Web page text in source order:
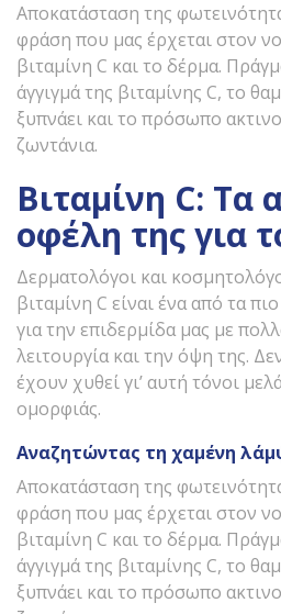
Αποκατάσταση της
φράση που μας έρχεται στον
βιταμίνη C και το δέρμα.
άγγιγμά της βιταμίνης C, το
ξυπνάει και το πρόσωπο
ζωντάνια.
Βιταμίνη C: Τα
οφέλη της για
Δερματολόγοι και
βιταμίνη C είναι ένα από τα
για την επιδερμίδα μας με
λειτουργία και την όψη της.
έχουν χυθεί γι’ αυτή τόνοι
ομορφιάς.
Αναζητώντας τη χαμένη
Αποκατάσταση της
φράση που μας έρχεται στον
βιταμίνη C και το δέρμα.
άγγιγμά της βιταμίνης C, το
ξυπνάει και το πρόσωπο